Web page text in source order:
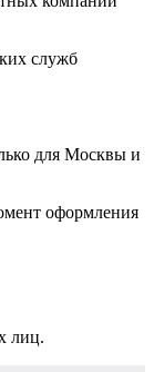
служб
для Москвы и
оформления
лиц.